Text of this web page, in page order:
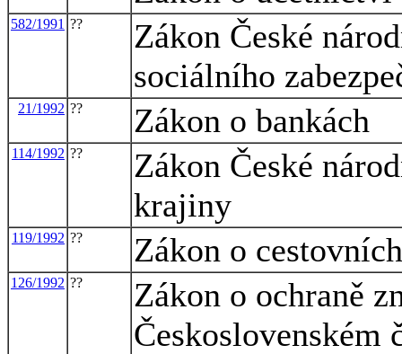
582/1991 ??
Zákon České
sociálního
21/1992 ?? Zákon o bankách
114/1992 ??
Zákon České
krajiny
119/1992 ?? Zákon o
126/1992 ??
Zákon o ochraně
Československém